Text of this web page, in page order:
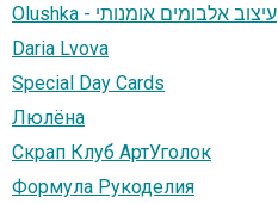
Olushka - עיצוב אלבומים אומנותי
Daria Lvova
Special Day Cards
Люлёна
Скрап Клуб АртУголок
Формула Рукоделия